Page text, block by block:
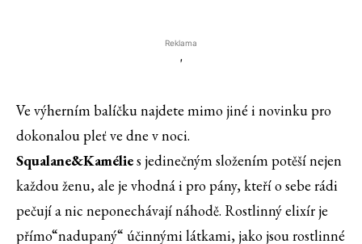
Reklama
'
Ve výherním balíčku najdete mimo jiné i novinku pro
dokonalou pleť ve dne v noci.
Squalane&Kamélies jedinečným složením potěší nejen
každou ženu, ale je vhodná i pro pány, kteří o sebe rádi
pečují a nic neponechávají náhodě. Rostlinný elixír je
přímo“nadupaný“ účinnými látkami, jako jsou rostlinné